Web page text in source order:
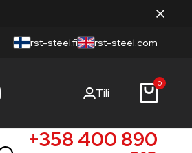
rst-steel.fi rst-steel.com
Tili
0
+358 400 890